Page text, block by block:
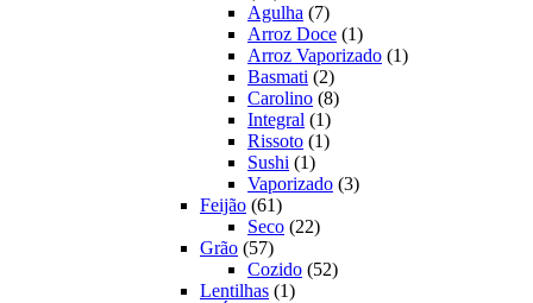
produtos
Agulha 77
produtos
Arroz Doce 11
produto
Arroz Vaporizado 11
Basmati 22
produtos
Carolino 88
Integral 11
produto
Rissoto 11
Sushi 11
produto
Vaporizado 33
Feijão 6161
produtos
Seco 2222
Grão 5757
produtos
Cozido 5252
Lentilhas 11